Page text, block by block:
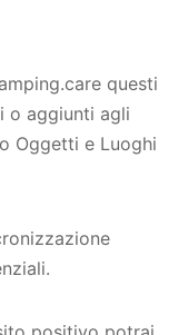
questi
o aggiunti agli
Oggetti e Luoghi